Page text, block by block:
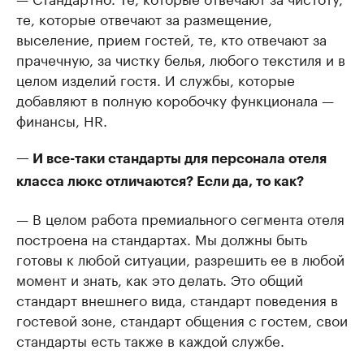
те, которые отвечают за размещение,
выселение, прием гостей, те, кто отвечают за
прачечную, за чистку белья, любого текстиля и в
целом изделий гостя. И службы, которые
добавляют в полную коробочку функционала —
финансы, HR.
— И все-таки стандарты для персонала отеля
класса люкс отличаются? Если да, то как?
— В целом работа премиального сегмента отеля
построена на стандартах. Мы должны быть
готовы к любой ситуации, разрешить ее в любой
момент и знать, как это делать. Это общий
стандарт внешнего вида, стандарт поведения в
гостевой зоне, стандарт общения с гостем, свои
стандарты есть также в каждой службе.